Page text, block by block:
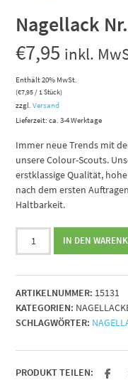
Nagellack
€7,95 inkl.
Enthält 20% MwSt.
(€7,95 / 1 Stück)
zzgl.Versand
Lieferzeit: ca. 3-4 Werktage
Immer neue Trends mit
unsere Colour-Scouts.
erstklassige Qualität,
nach dem ersten
Haltbarkeit.
Nagellack
riviera,
14ml
Menge
IN DEN
ARTIKELNUMMER: 15131
KATEGORIEN:
SCHLAGWÖRTER:
PRODUKT TEILEN: